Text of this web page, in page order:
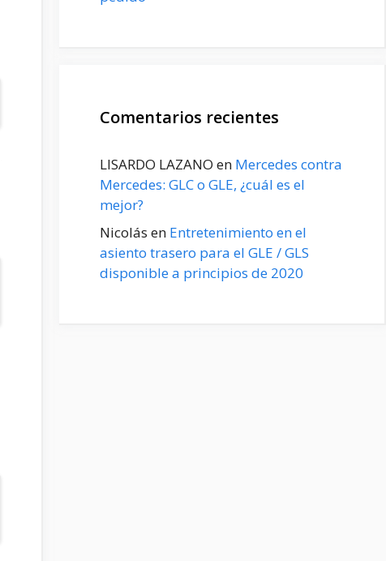
Comentarios recientes
LISARDO LAZANO en Mercedes contra
Mercedes: GLC o GLE, ¿cuál es el
mejor?
Nicolás en Entretenimiento en el
asiento trasero para el GLE / GLS
disponible a principios de 2020